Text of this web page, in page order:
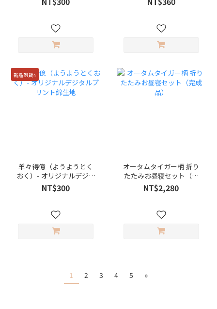
クス生地
新品到貨⭐️
羊々得億（ようようとく
おく）- オリジナルデジタ
ルプリント綿生地
NT$300
オータムタイガー柄 折り
たたみお昼寝セット（完
成品）
NT$2,280
1 2 3 4 5 »